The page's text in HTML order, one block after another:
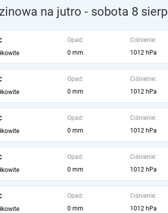
na jutro - sobota 8
Opad:
0 mm
Ciśnienie:
1012 hPa
Opad:
0 mm
Ciśnienie:
1012 hPa
Opad:
0 mm
Ciśnienie:
1012 hPa
Opad:
0 mm
Ciśnienie:
1012 hPa
Opad:
0 mm
Ciśnienie:
1012 hPa